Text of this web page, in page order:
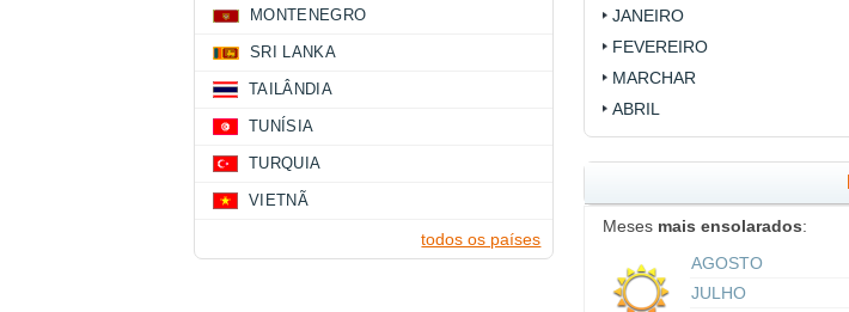
JANEIRO
FEVEREIRO
MARCHAR
ABRIL
Meses mais ensolarados:
AGOSTO
JULHO
MONTENEGRO
SRI LANKA
TAILÂNDIA
TUNÍSIA
TURQUIA
VIETNÃ
todos os países